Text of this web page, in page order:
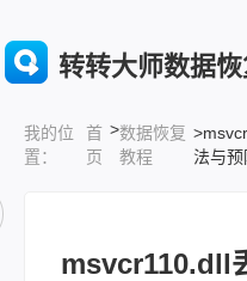
转转大师数据
我的位
置：
首
页
>数据恢复
教程
法与预
msvcr110.dll